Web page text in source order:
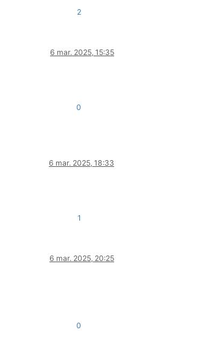
2
6 mar. 2025, 15:35
0
6 mar. 2025, 18:33
1
6 mar. 2025, 20:25
0